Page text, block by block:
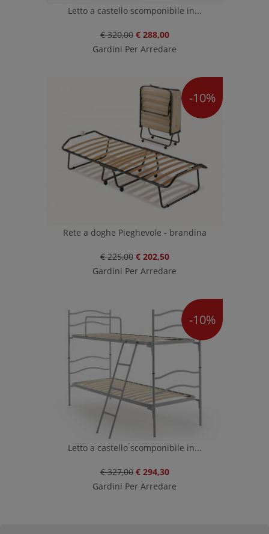
Letto a castello scomponibile in...
€ 320,00 € 288,00
Gardini Per Arredare
-10%
Rete a doghe Pieghevole - brandina
€ 225,00 € 202,50
Gardini Per Arredare
-10%
Letto a castello scomponibile in...
€ 327,00 € 294,30
Gardini Per Arredare